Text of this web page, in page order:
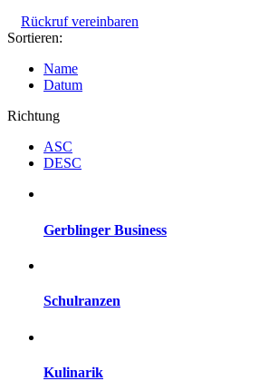
Rückruf vereinbaren
Sortieren:
Name
Datum
Richtung
ASC
DESC
Gerblinger Business
Schulranzen
Kulinarik